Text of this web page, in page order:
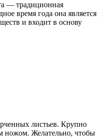
— традиционная
время года она является
и входит в основу
листьев. Крупно
ножом. Желательно, чтобы